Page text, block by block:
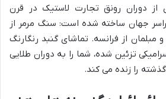
از دوران رونق تجارت لاستیک در قرن
جهان ساخته شده است: سنگ مرمر از
و مبلمان از فرانسه. تماشای گنبد رنگارنگ
کاشی سرامیکی تزئین شده، شما را به دوران طلایی
را زنده می کند.